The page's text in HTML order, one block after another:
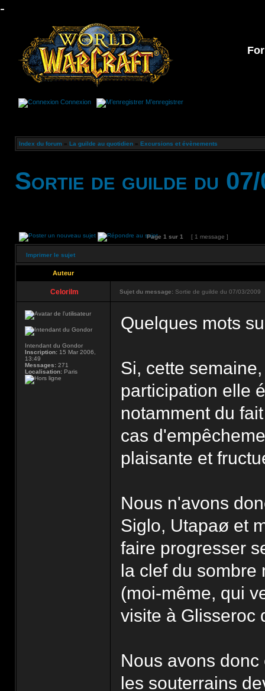
-
Connexion M’enregistrer
Index du forum » La guilde au quotidien » Excursions et évènements
Sortie de guilde du
Page 1 sur 1 [ 1 message ]
Imprimer le sujet
Auteur
Celorilm Sujet du message: Sortie de guilde du 07/03/2009
Intendant du Gondor
Inscription: 15 Mar 2006,
13:49
Messages: 271
Localisation: Paris
Quelques mots
Si, cette
participation elle
notamment du
cas
plaisante et
Nous n'avons
Siglo, Utapaø et
faire progresser
la clef du sombre
(moi-même, qui
visite à Glisseroc
Nous avons
les souterrains